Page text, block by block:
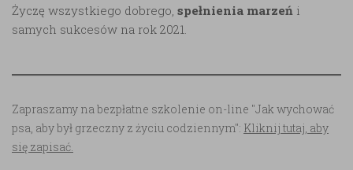
Życzę wszystkiego dobrego, spełnienia marzeń i
samych sukcesów na rok 2021.
Zapraszamy na bezpłatne szkolenie on-line "Jak wychować
psa, aby był grzeczny z życiu codziennym": Kliknij tutaj, aby
się zapisać.